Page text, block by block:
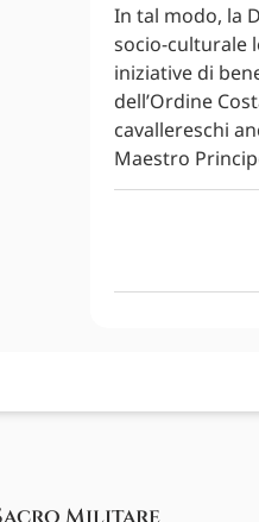
In tal modo, la
socio-culturale
iniziative di
dell’Ordine
cavallereschi
Maestro